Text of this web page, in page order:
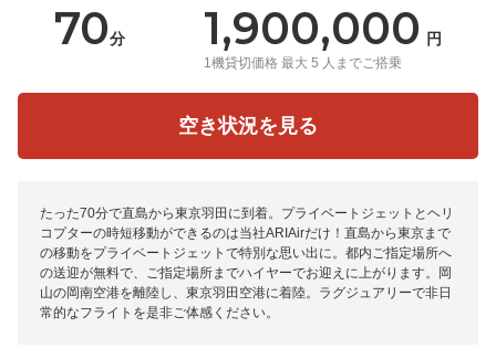
たった70分で直島から東京羽田に到着。プライベートジェットとヘリ
コプターの時短移動ができるのは当社ARIAirだけ！直島から東京まで
の移動をプライベートジェットで特別な思い出に。都内ご指定場所へ
の送迎が無料で、ご指定場所までハイヤーでお迎えに上がります。岡
山の岡南空港を離陸し、東京羽田空港に着陸。ラグジュアリーで非日
常的なフライトを是非ご体感ください。
70分 1,900,000 円
1機貸切価格 最大 5 人までご搭乗
空き状況を見る